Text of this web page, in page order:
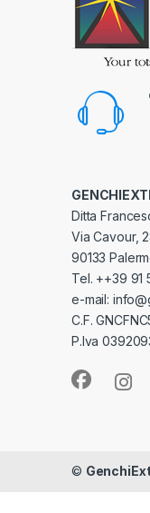
Ditta
Via Cavour,
90133
Tel. ++39 91
e-mail:
C.F.
P.Iva
©